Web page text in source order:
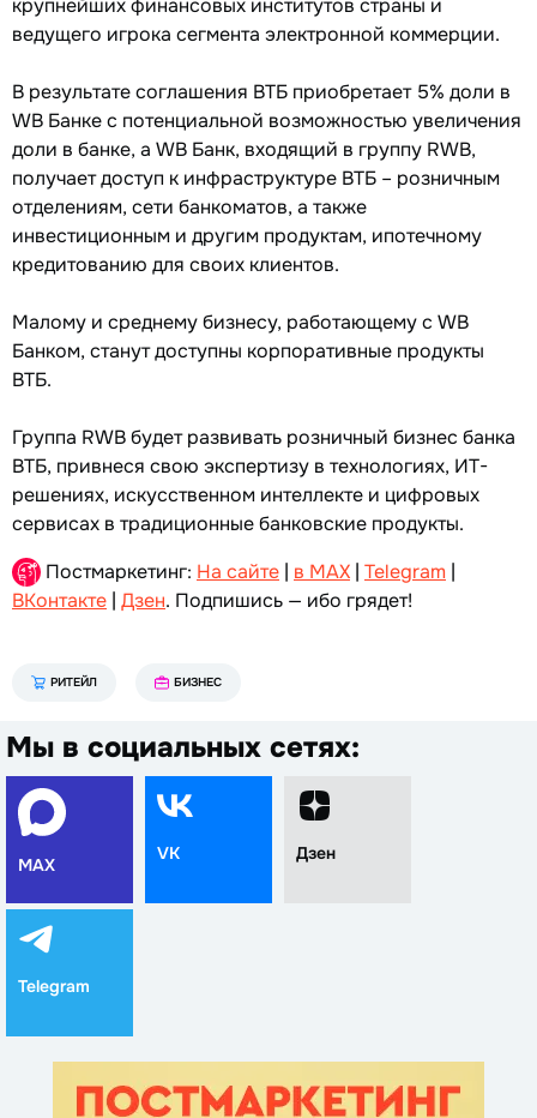
крупнейших финансовых институтов страны и
ведущего игрока сегмента электронной коммерции.
В результате соглашения ВТБ приобретает 5% доли в
WB Банке с потенциальной возможностью увеличения
доли в банке, а WB Банк, входящий в группу RWB,
получает доступ к инфраструктуре ВТБ – розничным
отделениям, сети банкоматов, а также
инвестиционным и другим продуктам, ипотечному
кредитованию для своих клиентов.
Малому и среднему бизнесу, работающему с WB
Банком, станут доступны корпоративные продукты
ВТБ.
Группа RWB будет развивать розничный бизнес банка
ВТБ, привнеся свою экспертизу в технологиях, ИТ-
решениях, искусственном интеллекте и цифровых
сервисах в традиционные банковские продукты.
Постмаркетинг: На сайте | в MAX | Telegram |
ВКонтакте | Дзен. Подпишись — ибо грядет!
РИТЕЙЛ БИЗНЕС
Мы в социальных сетях:
MAX
VK Дзен
Telegram